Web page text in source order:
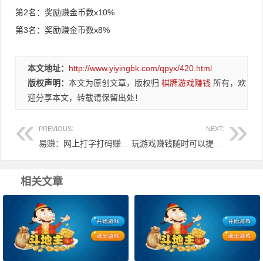
第2名：奖励赚金币数x10%
第3名：奖励赚金币数x8%
本文地址： http://www.yiyingbk.com/qpyx/420.html
版权声明： 本文为原创文章，版权归 棋牌游戏赚钱 所有，欢
迎分享本文，转载请保留出处！
PREVIOUS: NEXT:
玩游戏赚钱随时可以提现到微信和支付宝，付款到账速度快！
相关文章